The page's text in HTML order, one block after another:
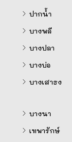
ปากน้ำ
บางพลี
บางปลา
บางบ่อ
บางเสาธง
บางนา
เทพารักษ์